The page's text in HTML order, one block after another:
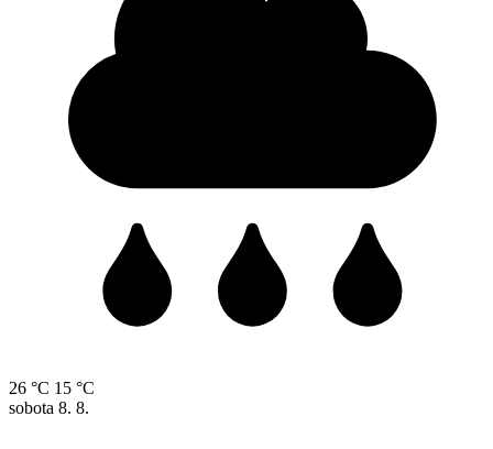
26 °C 15 °C
sobota 8. 8.